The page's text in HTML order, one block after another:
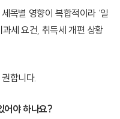
목별 영향이 복합적이라 ‘일
과세 요건, 취득세 개편 상황
합니다.
어야 하나요?